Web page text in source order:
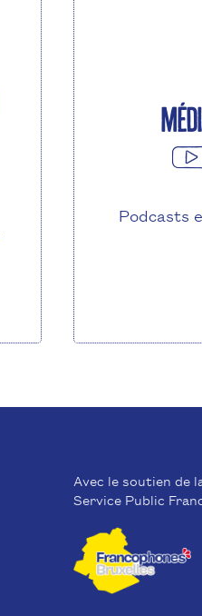
Podcasts
Avec le soutien de
Service Public